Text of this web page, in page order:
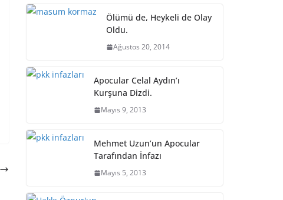
Ölümü de, Heykeli de Olay
Oldu.
Ağustos 20, 2014
Apocular Celal Aydın’ı
Kurşuna Dizdi.
Mayıs 9, 2013
Mehmet Uzun’un Apocular
Tarafından İnfazı
Mayıs 5, 2013